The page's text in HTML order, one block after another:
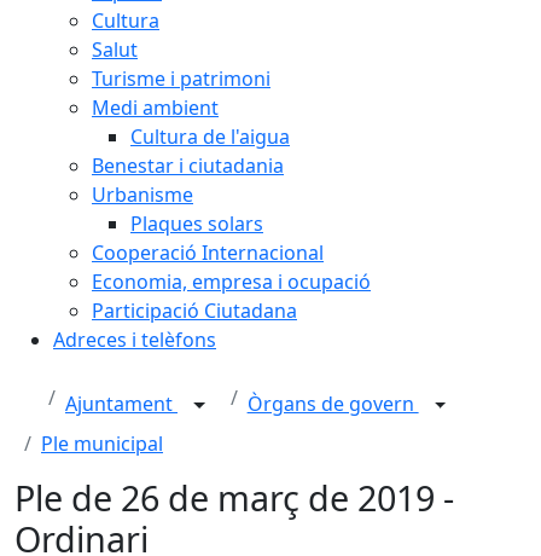
Cultura
Salut
Turisme i patrimoni
Medi ambient
Cultura de l'aigua
Benestar i ciutadania
Urbanisme
Plaques solars
Cooperació Internacional
Economia, empresa i ocupació
Participació Ciutadana
Adreces i telèfons
Ajuntament
Òrgans de govern
Ple municipal
Ple de 26 de març de 2019 -
Ordinari